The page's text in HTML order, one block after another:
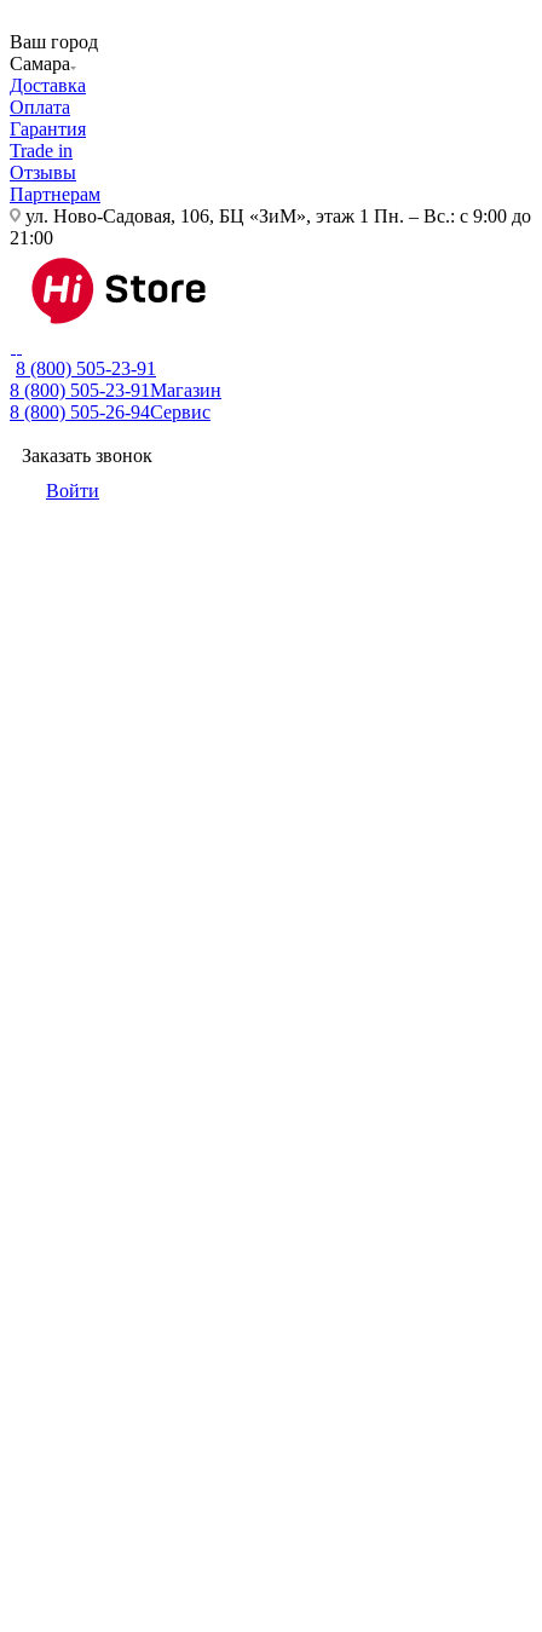
Ваш город
Самара
Доставка
Оплата
Гарантия
Trade in
Отзывы
Партнерам
ул. Ново-Садовая, 106, БЦ «ЗиМ», этаж 1 Пн. – Вс.: с 9:00 до
21:00
8 (800) 505-23-91
8 (800) 505-23-91Магазин
8 (800) 505-26-94Сервис
Заказать звонок
Войти